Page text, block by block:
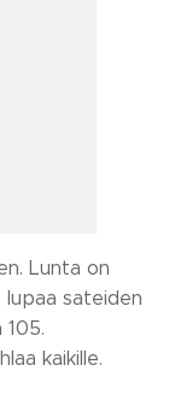
Lunta on
sateiden
105.
kaikille.